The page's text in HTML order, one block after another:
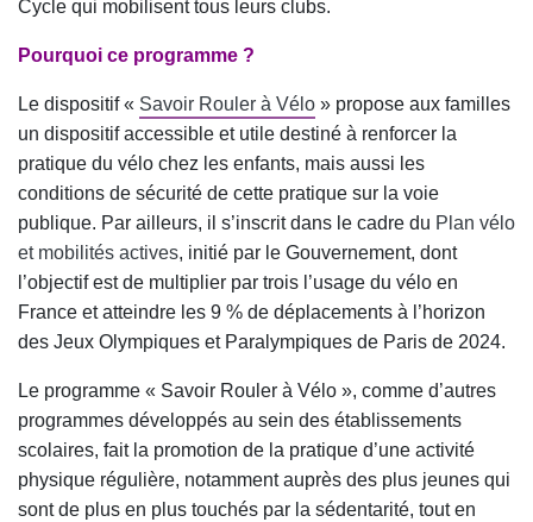
Cycle qui mobilisent tous leurs clubs.
Pourquoi ce programme ?
Le dispositif « Savoir Rouler à Vélo » propose aux familles
un dispositif accessible et utile destiné à renforcer la
pratique du vélo chez les enfants, mais aussi les
conditions de sécurité de cette pratique sur la voie
publique. Par ailleurs, il s’inscrit dans le cadre du Plan vélo
et mobilités actives, initié par le Gouvernement, dont
l’objectif est de multiplier par trois l’usage du vélo en
France et atteindre les 9 % de déplacements à l’horizon
des Jeux Olympiques et Paralympiques de Paris de 2024.
Le programme « Savoir Rouler à Vélo », comme d’autres
programmes développés au sein des établissements
scolaires, fait la promotion de la pratique d’une activité
physique régulière, notamment auprès des plus jeunes qui
sont de plus en plus touchés par la sédentarité, tout en